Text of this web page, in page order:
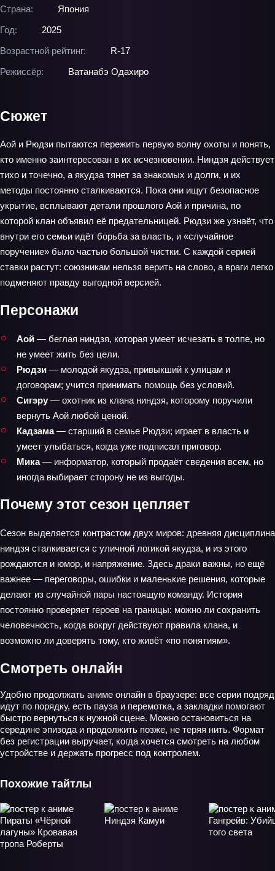
Страна:
Япония
Год:
2025
Возрастной рейтинг:
R-17
Режиссёр:
Ватанабэ Одахиро
Сюжет
Аой и Рюдзи пытаются пережить первую волну охоты и понять,
кто именно заинтересован в их исчезновении. Ниндзя действует
тихо и точечно, а якудза тянет за знакомых и долги, и их
методы постоянно сталкиваются. Пока они ищут безопасное
укрытие, всплывают детали прошлого Аой и причина, по
которой клан объявил её предательницей. Рюдзи же узнаёт, что
внутри его семьи идёт борьба за власть, и «случайное
поручение» было частью большой чистки. С каждой серией
ставки растут: союзникам нельзя верить на слово, а враги легко
подменяют правду выгодной версией.
Персонажи
Аой — беглая ниндзя, которая умеет исчезать в толпе, но
не умеет жить без цели.
Рюдзи — молодой якудза, привыкший к улицам и
договорам; учится принимать помощь без условий.
Сигэру — охотник из клана ниндзя, которому поручили
вернуть Аой любой ценой.
Кадзама— старший в семье Рюдзи; играет в власть и
умеет улыбаться, когда уже подписал приговор.
Мика— информатор, который продаёт сведения всем, но
иногда выбирает сторону не из выгоды.
Почему этот сезон цепляет
Сезон выделяется контрастом двух миров: древняя дисциплина
ниндзя сталкивается с уличной логикой якудза, и из этого
рождаются и юмор, и напряжение. Здесь драки важны, но ещё
важнее — переговоры, ошибки и маленькие решения, которые
делают из случайной пары настоящую команду. История
постоянно проверяет героев на границы: можно ли сохранить
человечность, когда вокруг действуют правила клана, и
возможно ли доверять тому, кто живёт «по понятиям».
Смотреть онлайн
Удобно продолжать аниме онлайн в браузере: все серии подряд
идут по порядку, есть пауза и перемотка, а закладки помогают
быстро вернуться к нужной сцене. Можно остановиться на
середине эпизода и продолжить позже, не теряя нить. Формат
без регистрации выручает, когда хочется смотреть на любом
устройстве и держать прогресс под контролем.
Похожие тайтлы